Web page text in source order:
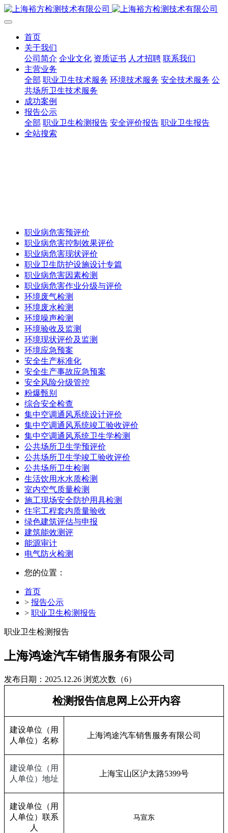
首页
关于我们
公司简介 企业文化 资质证书 人才招聘 联系我们
主营业务
全部 职业卫生技术服务 环境技术服务 安全技术服务 公
共场所卫生技术服务
成功案例
报告公示
全部 职业卫生检测报告 安全评价报告 职业卫生报告
全站搜索
职业病危害预评价
职业病危害控制效果评价
职业病危害现状评价
职业卫生防护设施设计专篇
职业病危害因素检测
职业病危害作业分级与评价
环境废气检测
环境废水检测
环境噪声检测
环境验收及监测
环境现状评价及监测
环境应急预案
安全生产标准化
安全生产事故应急预案
安全风险分级管控
粉爆甄别
综合安全检查
集中空调通风系统设计评价
集中空调通风系统竣工验收评价
集中空调通风系统卫生学检测
公共场所卫生学预评价
公共场所卫生学竣工验收评价
公共场所卫生检测
生活饮用水水质检测
室内空气质量检测
施工现场安全防护用具检测
住宅工程套内质量验收
绿色建筑评估与申报
建筑能效测评
能源审计
电气防火检测
您的位置：
首页
> 报告公示
> 职业卫生检测报告
职业卫生检测报告
上海鸿途汽车销售服务有限公司
发布日期：2025.12.26 浏览次数（6）
检测报告信息网上公开内容
建设单位（用
人单位）名称
上海鸿途汽车销售服务有限公司
建设单位（用
人单位）地址
上海宝山区沪太路5399号
建设单位（用
人单位）联系
人
马宣东